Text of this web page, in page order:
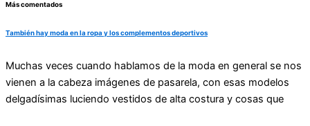
Más comentados
También hay moda en la ropa y los complementos deportivos
Muchas veces cuando hablamos de la moda en general se nos
vienen a la cabeza imágenes de pasarela, con esas modelos
delgadísimas luciendo vestidos de alta costura y cosas que